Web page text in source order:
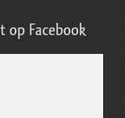
op Facebook